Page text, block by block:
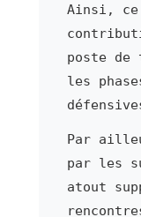
Ainsi, ce
poste de
les
Par
par les
atout